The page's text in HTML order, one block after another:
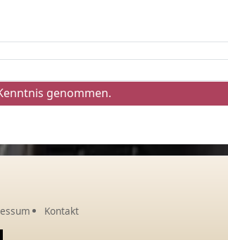
genommen.
Kontakt